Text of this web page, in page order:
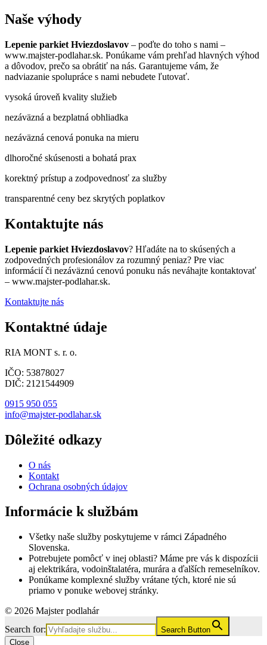
Naše výhody
Lepenie parkiet Hviezdoslavov – poďte do toho s nami –
www.majster-podlahar.sk. Ponúkame vám prehľad hlavných výhod
a dôvodov, prečo sa obrátiť na nás. Garantujeme vám, že
nadviazanie spolupráce s nami nebudete ľutovať.
vysoká úroveň kvality služieb
nezáväzná a bezplatná obhliadka
nezáväzná cenová ponuka na mieru
dlhoročné skúsenosti a bohatá prax
korektný prístup a zodpovednosť za služby
transparentné ceny bez skrytých poplatkov
Kontaktujte nás
Lepenie parkiet Hviezdoslavov? Hľadáte na to skúsených a
zodpovedných profesionálov za rozumný peniaz? Pre viac
informácií či nezáväznú cenovú ponuku nás neváhajte kontaktovať
– www.majster-podlahar.sk.
Kontaktujte nás
Kontaktné údaje
RIA MONT s. r. o.
IČO: 53878027
DIČ: 2121544909
0915 950 055
info@majster-podlahar.sk
Dôležité odkazy
O nás
Kontakt
Ochrana osobných údajov
Informácie k službám
Všetky naše služby poskytujeme v rámci Západného
Slovenska.
Potrebujete pomôcť v inej oblasti? Máme pre vás k dispozícii
aj elektrikára, vodoinštalatéra, murára a ďalších remeselníkov.
Ponúkame komplexné služby vrátane tých, ktoré nie sú
priamo v ponuke webovej stránky.
© 2026 Majster podlahár
Search for:
Search Button
Close